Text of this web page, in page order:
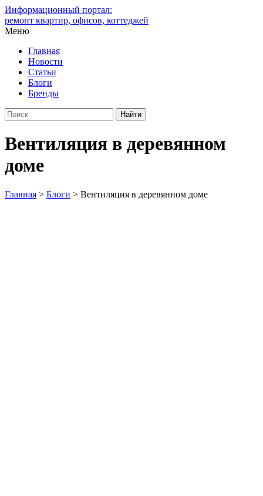
Информационный портал:
ремонт квартир, офисов, коттеджей
Меню
Главная
Новости
Статьи
Блоги
Бренды
Вентиляция в деревянном
доме
Главная > Блоги > Вентиляция в деревянном доме